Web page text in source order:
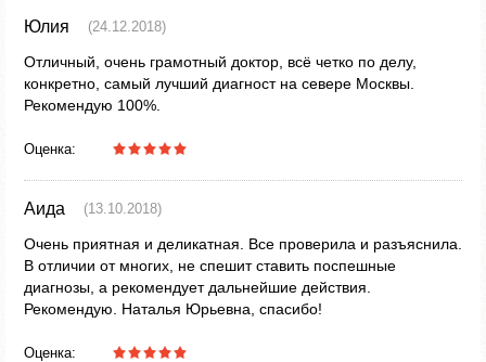
Юлия (24.12.2018)
Отличный, очень грамотный доктор, всё четко по делу,
конкретно, самый лучший диагност на севере Москвы.
Рекомендую 100%.
Оценка:
Аида (13.10.2018)
Очень приятная и деликатная. Все проверила и разъяснила.
В отличии от многих, не спешит ставить поспешные
диагнозы, а рекомендует дальнейшие действия.
Рекомендую. Наталья Юрьевна, спасибо!
Оценка: